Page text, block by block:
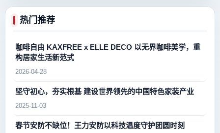
热门推荐
咖啡自由 KAXFREE x ELLE DECO 以无界咖啡美学，重
构居家生活新范式
2026-04-28
坚守初心，夯实根基 建设世界领先的中国特色家装产业
2025-11-03
春节安防不缺位！王力安防以科技温度守护团圆时刻